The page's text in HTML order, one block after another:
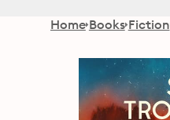
Home Books Fiction